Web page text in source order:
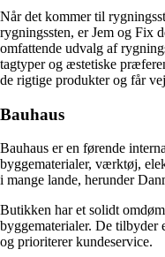
Når det kommer til
rygningssten, er Jem og Fix
omfattende udvalg af
tagtyper og æstetiske
de rigtige produkter og får
Bauhaus
Bauhaus er en førende
byggematerialer, værktøj,
i mange lande, herunder
Butikken har et solidt
byggematerialer. De tilbyder
og prioriterer kundeservice.